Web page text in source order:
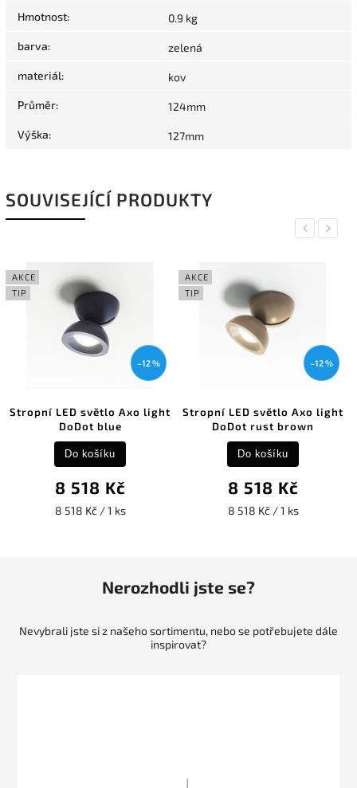
Hmotnost: 0.9 kg
barva: zelená
materiál: kov
Průměr: 124mm
Výška: 127mm
SOUVISEJÍCÍ PRODUKTY
Previous
AKCE
TIP
–12 %
Stropní LED světlo Axo light
DoDot blue
8 518 Kč
8 518 Kč / 1 ks
Do košíku
AKCE
TIP
–12 %
Stropní LED světlo Axo light
DoDot rust brown
8 518 Kč
8 518 Kč / 1 ks
Do košíku
Next
Nerozhodli jste se?
Nevybrali jste si z našeho sortimentu, nebo se potřebujete dále
inspirovat?